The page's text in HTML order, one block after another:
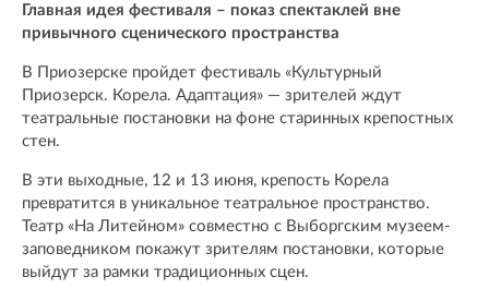
Главная идея фестиваля – показ спектаклей вне
привычного сценического пространства
В Приозерске пройдет фестиваль «Культурный
Приозерск. Корела. Адаптация» — зрителей ждут
театральные постановки на фоне старинных крепостных
стен.
В эти выходные, 12 и 13 июня, крепость Корела
превратится в уникальное театральное пространство.
Театр «На Литейном» совместно с Выборгским музеем-
заповедником покажут зрителям постановки, которые
выйдут за рамки традиционных сцен.